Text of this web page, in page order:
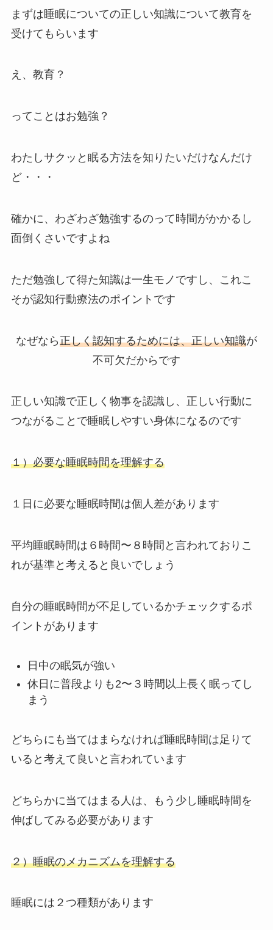
まずは睡眠についての正しい知識について教育を
受けてもらいます
え、教育？
ってことはお勉強？
わたしサクッと眠る方法を知りたいだけなんだけ
ど・・・
確かに、わざわざ勉強するのって時間がかかるし
面倒くさいですよね
ただ勉強して得た知識は一生モノですし、これこ
そが認知行動療法のポイントです
なぜなら正しく認知するためには、正しい知識が
不可欠だからです
正しい知識で正しく物事を認識し、正しい行動に
つながることで睡眠しやすい身体になるのです
１）必要な睡眠時間を理解する
１日に必要な睡眠時間は個人差があります
平均睡眠時間は６時間〜８時間と言われておりこ
れが基準と考えると良いでしょう
自分の睡眠時間が不足しているかチェックするポ
イントがあります
日中の眠気が強い
休日に普段よりも2〜３時間以上長く眠ってし
まう
どちらにも当てはまらなければ睡眠時間は足りて
いると考えて良いと言われています
どちらかに当てはまる人は、もう少し睡眠時間を
伸ばしてみる必要があります
２）睡眠のメカニズムを理解する
睡眠には２つ種類があります